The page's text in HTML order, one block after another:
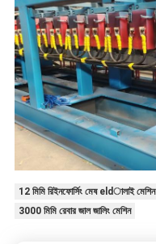
12 মিমি রিইনফোর্সিং মেষ eldালাই মেশিন
3000 মিমি রেবার জাল জালিং মেশিন